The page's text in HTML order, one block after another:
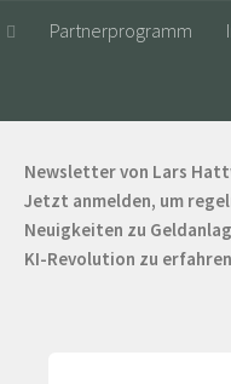
Partnerprogramm
Newsletter von Lars
Jetzt anmelden, um
Neuigkeiten zu
KI-Revolution zu